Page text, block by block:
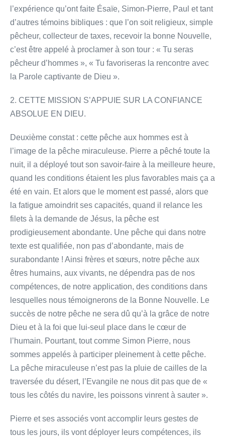
l’expérience qu’ont faite Ésaïe, Simon-Pierre, Paul et tant
d’autres témoins bibliques : que l’on soit religieux, simple
pêcheur, collecteur de taxes, recevoir la bonne Nouvelle,
c’est être appelé à proclamer à son tour : « Tu seras
pêcheur d’hommes », « Tu favoriseras la rencontre avec
la Parole captivante de Dieu ».
2. CETTE MISSION S’APPUIE SUR LA CONFIANCE
ABSOLUE EN DIEU.
Deuxième constat : cette pêche aux hommes est à
l’image de la pêche miraculeuse. Pierre a pêché toute la
nuit, il a déployé tout son savoir-faire à la meilleure heure,
quand les conditions étaient les plus favorables mais ça a
été en vain. Et alors que le moment est passé, alors que
la fatigue amoindrit ses capacités, quand il relance les
filets à la demande de Jésus, la pêche est
prodigieusement abondante. Une pêche qui dans notre
texte est qualifiée, non pas d’abondante, mais de
surabondante ! Ainsi frères et sœurs, notre pêche aux
êtres humains, aux vivants, ne dépendra pas de nos
compétences, de notre application, des conditions dans
lesquelles nous témoignerons de la Bonne Nouvelle. Le
succès de notre pêche ne sera dû qu’à la grâce de notre
Dieu et à la foi que lui-seul place dans le cœur de
l’humain. Pourtant, tout comme Simon Pierre, nous
sommes appelés à participer pleinement à cette pêche.
La pêche miraculeuse n’est pas la pluie de cailles de la
traversée du désert, l’Evangile ne nous dit pas que de «
tous les côtés du navire, les poissons vinrent à sauter ».
Pierre et ses associés vont accomplir leurs gestes de
tous les jours, ils vont déployer leurs compétences, ils